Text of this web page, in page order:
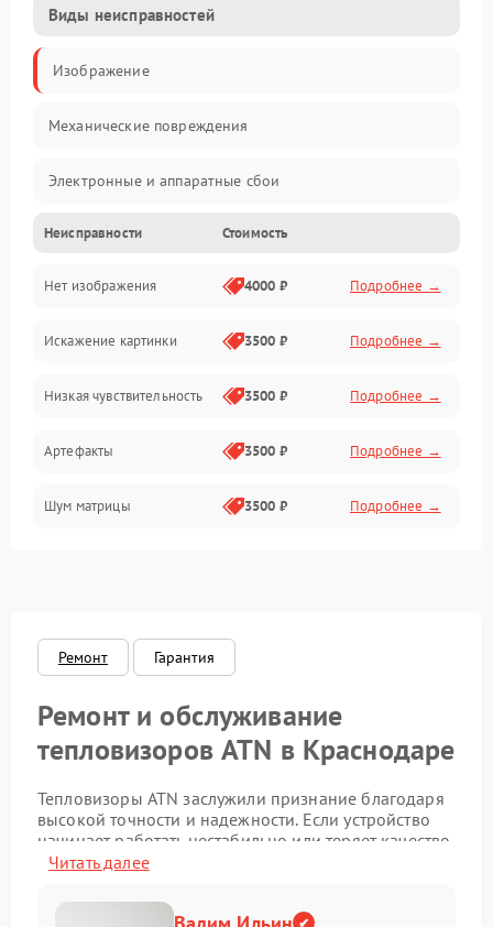
Виды неисправностей
Изображение
Механические повреждения
Электронные и аппаратные сбои
Неисправности сенсора и оптики
Программные ошибки
Электропитание
Измерения
Матрица
Проблемы питания
Программные сбои
Проблемы с объективом
Неисправности Стоимость
Нет изображения 4000 ₽ Подробнее →
Искажение картинки 3500 ₽ Подробнее →
Низкая чувствительность 3500 ₽ Подробнее →
Артефакты 3500 ₽ Подробнее →
Шум матрицы 3500 ₽ Подробнее →
Ремонт Гарантия
Ремонт и обслуживание
тепловизоров ATN в Краснодаре
Тепловизоры ATN заслужили признание благодаря
высокой точности и надежности. Если устройство
начинает работать нестабильно или теряет качество
изображения, важно обратиться к
центр в Краснодаре выполняет ремонт
Читать далее